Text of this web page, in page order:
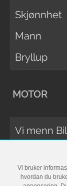
Skjønnhet
Mann
Bryllup
MOTOR
Vi menn Bil
Vi Menn
Vi bruker
hvordan du